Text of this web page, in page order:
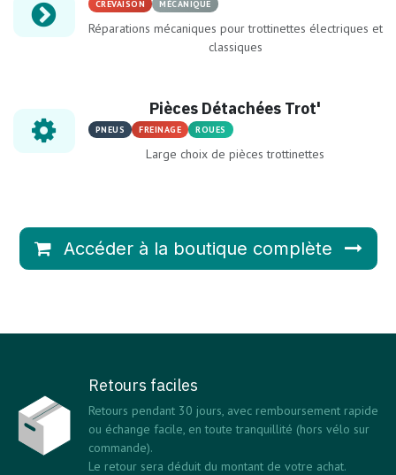
CREVAISON MÉCANIQUE
Réparations mécaniques pour trottinettes électriques et
classiques
Pièces Détachées Trot'
PNEUS FREINAGE ROUES
Large choix de pièces trottinettes
Accéder à la boutique complète
Retours faciles
Retours pendant 30 jours, avec remboursement rapide
ou échange facile, en toute tranquillité (hors vélo sur
commande).
Le retour sera déduit du montant de votre achat.